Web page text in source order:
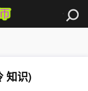
知识)